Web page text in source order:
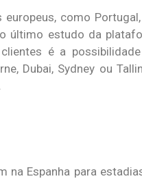
como Portugal,
último estudo da
é a
Dubai, Sydney ou
na Espanha para